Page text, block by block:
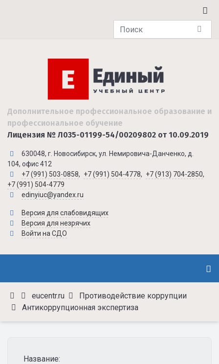
Дополнительное профессиональное образование и
профессиональное обучение
Лицензия № Л035-01199-54/00209802 от 10.09.2019
630048, г. Новосибирск, ул. Немировича-Данченко, д.
104, офис 412
+7 (991) 503-0858, +7 (991) 504-4778, +7 (913) 704-2850,
+7 (991) 504-4779
edinyiuc@yandex.ru
Версия для слабовидящих
Версия для незрячих
Войти на СДО
eucentr.ru
Противодействие коррупции
Антикоррупционная экспертиза
Название: